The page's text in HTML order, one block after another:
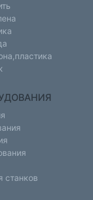
станков